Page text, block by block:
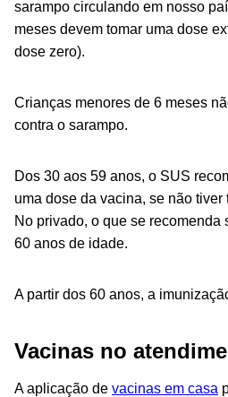
sarampo circulando em nosso
meses devem tomar uma dose
dose zero).
Crianças menores de 6 meses
contra o sarampo.
Dos 30 aos 59 anos, o SUS
uma dose da vacina, se não tiver
No privado, o que se recomenda
60 anos de idade.
A partir dos 60 anos, a
Vacinas no
A aplicação de vacinas em casa